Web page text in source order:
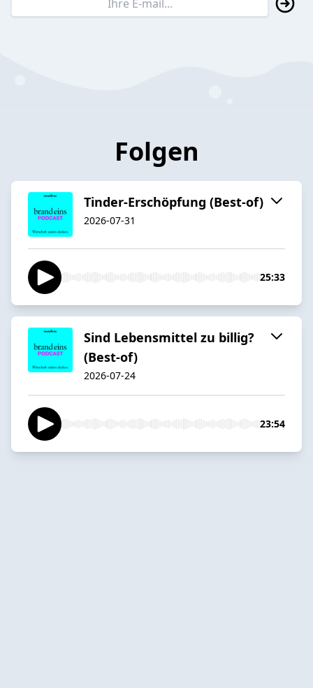
Folgen
Tinder-Erschöpfung (Best-of)
2026-07-31
25:33
Sind Lebensmittel zu billig?
(Best-of)
2026-07-24
23:54